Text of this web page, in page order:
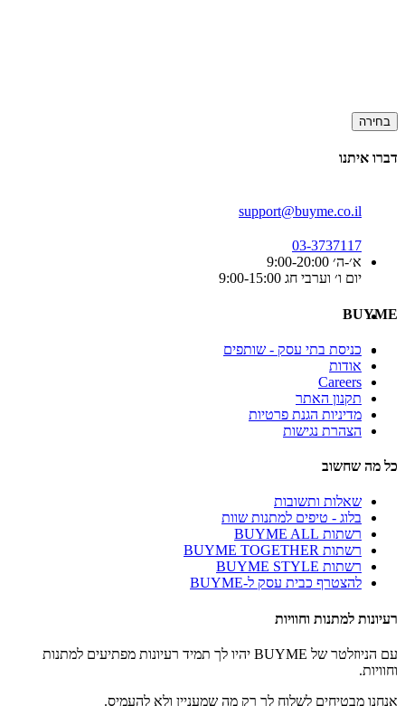
בחירה
דברו איתנו
support@buyme.co.il
03-3737117
א׳-ה׳ 9:00-20:00
יום ו׳ וערבי חג 9:00-15:00
BUYME
כניסת בתי עסק - שותפים
אודות
Careers
תקנון האתר
מדיניות הגנת פרטיות
הצהרת נגישות
כל מה שחשוב
שאלות ותשובות
בלוג - טיפים למתנות שוות
רשתות BUYME ALL
רשתות BUYME TOGETHER
רשתות BUYME STYLE
להצטרף כבית עסק ל-BUYME
רעיונות למתנות וחוויות
עם הניוזלטר של BUYME יהיו לך תמיד רעיונות מפתיעים למתנות
וחוויות.
אנחנו מבטיחים לשלוח לך רק מה שמעניין ולא להעמיס.